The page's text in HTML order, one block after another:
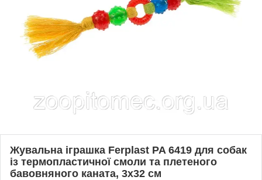
Жувальна іграшка Ferplast PA 6419 для собак
із термопластичної смоли та плетеного
бавовняного каната, 3x32 см